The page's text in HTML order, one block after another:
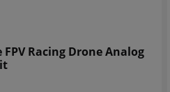
Racing Drone Analog